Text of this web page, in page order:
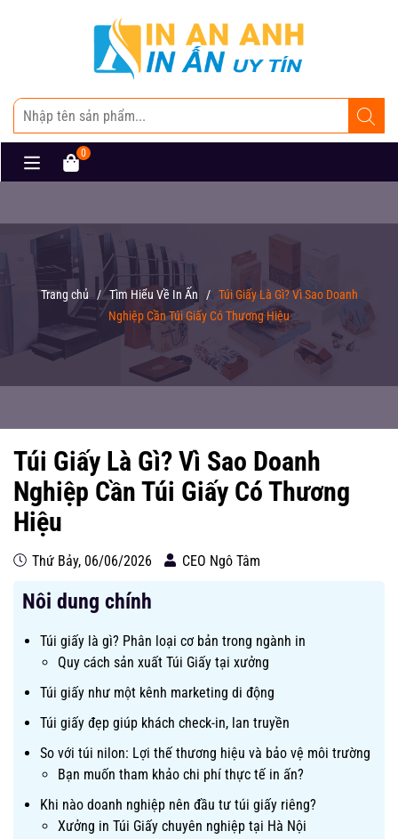
0
Trang chủ / Tìm Hiểu Về In Ấn / Túi Giấy Là Gì? Vì Sao Doanh
Nghiệp Cần Túi Giấy Có Thương Hiệu
Túi Giấy Là Gì? Vì Sao Doanh
Nghiệp Cần Túi Giấy Có Thương
Hiệu
Thứ Bảy, 06/06/2026 CEO Ngô Tâm
Nôi dung chính
Túi giấy là gì? Phân loại cơ bản trong ngành in
Quy cách sản xuất Túi Giấy tại xưởng
Túi giấy như một kênh marketing di động
Túi giấy đẹp giúp khách check-in, lan truyền
So với túi nilon: Lợi thế thương hiệu và bảo vệ môi trường
Bạn muốn tham khảo chi phí thực tế in ấn?
Khi nào doanh nghiệp nên đầu tư túi giấy riêng?
Xưởng in Túi Giấy chuyên nghiệp tại Hà Nội